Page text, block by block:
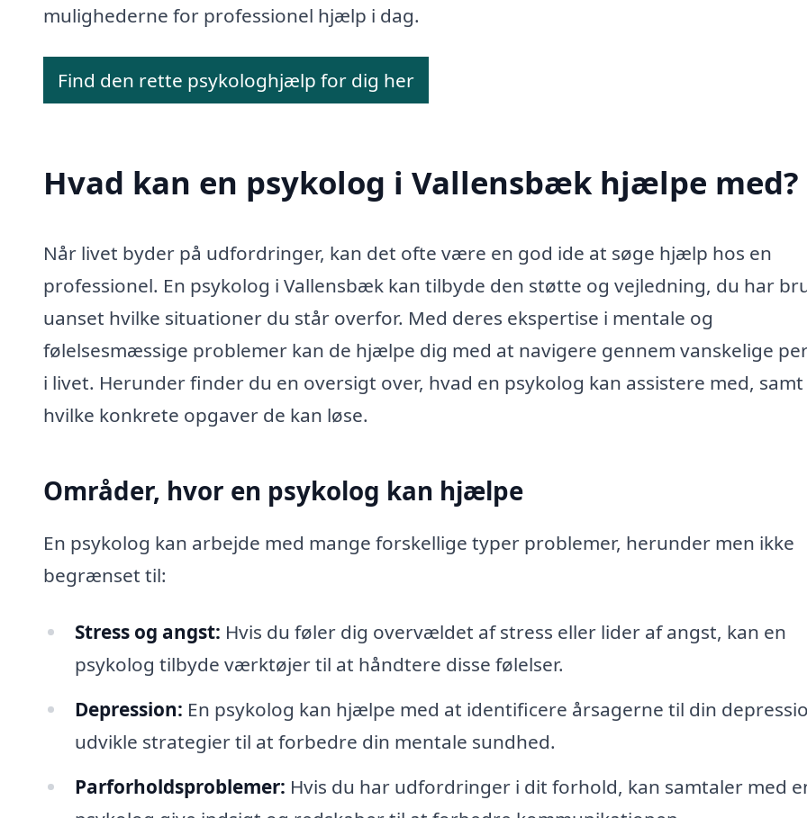
mulighederne for professionel hjælp i dag.
Find den rette psykologhjælp for dig her
Hvad kan en psykolog i Vallensbæk hjælpe med?
Når livet byder på udfordringer, kan det ofte være en god ide at søge hjælp hos en
professionel. En psykolog i Vallensbæk kan tilbyde den støtte og vejledning, du har
uanset hvilke situationer du står overfor. Med deres ekspertise i mentale og
følelsesmæssige problemer kan de hjælpe dig med at navigere gennem vanskelige
i livet. Herunder finder du en oversigt over, hvad en psykolog kan assistere med, samt
hvilke konkrete opgaver de kan løse.
Områder, hvor en psykolog kan hjælpe
En psykolog kan arbejde med mange forskellige typer problemer, herunder men ikke
begrænset til:
Stress og angst: Hvis du føler dig overvældet af stress eller lider af angst, kan en
psykolog tilbyde værktøjer til at håndtere disse følelser.
Depression: En psykolog kan hjælpe med at identificere årsagerne til din
udvikle strategier til at forbedre din mentale sundhed.
Parforholdsproblemer: Hvis du har udfordringer i dit forhold, kan samtaler med